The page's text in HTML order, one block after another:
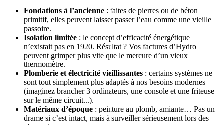
Fondations à l’ancienne : faites de pierres ou de béton
primitif, elles peuvent laisser passer l’eau comme une vieille
passoire.
Isolation limitée : le concept d’efficacité énergétique
n’existait pas en 1920. Résultat ? Vos factures d’Hydro
peuvent grimper plus vite que le mercure d’un vieux
thermomètre.
Plomberie et électricité vieillissantes : certains systèmes ne
sont tout simplement plus adaptés à nos besoins modernes
(imaginez brancher 3 ordinateurs, une console et une friteuse
sur le même circuit...).
Matériaux d’époque : peinture au plomb, amiante… Pas un
drame si c’est intact, mais à surveiller sérieusement lors des